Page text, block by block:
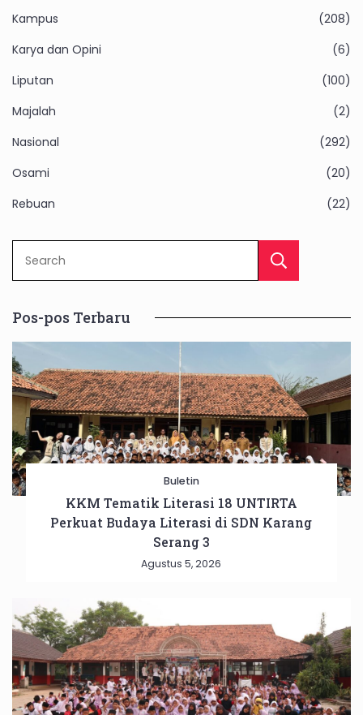
Kampus
(208)
Karya dan Opini
(6)
Liputan
(100)
Majalah
(2)
Nasional
(292)
Osami
(20)
Rebuan
(22)
Pos-pos Terbaru
Buletin
KKM Tematik Literasi 18 UNTIRTA
Perkuat Budaya Literasi di SDN Karang
Serang 3
Agustus 5, 2026